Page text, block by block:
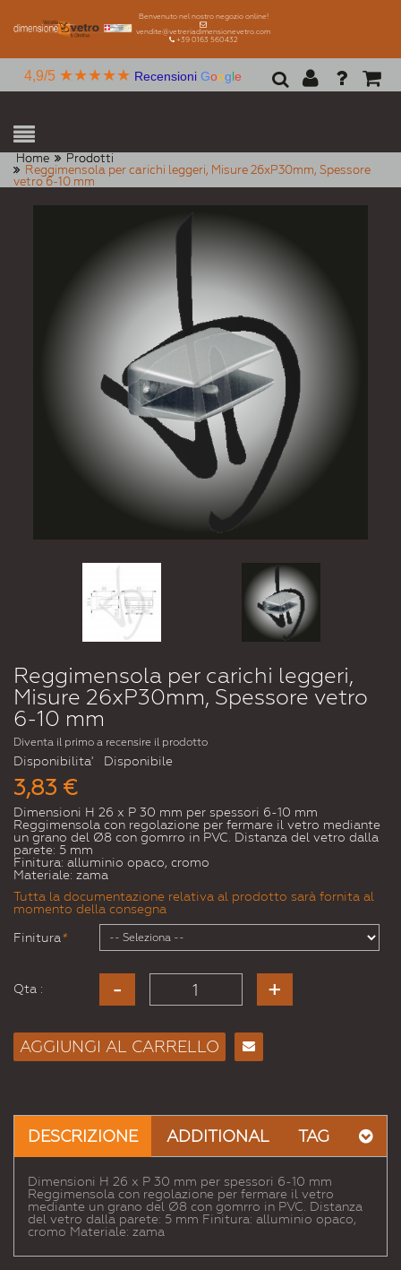
Benvenuto nel nostro negozio online!
vendite@vetreriadimensionevetro.com
+39 0163 560432
4,9/5 ★★★★★ Recensioni Google
Home
Prodotti
Reggimensola per carichi leggeri, Misure 26xP30mm, Spessore
vetro 6-10 mm
Reggimensola per carichi leggeri,
Misure 26xP30mm, Spessore vetro
6-10 mm
Diventa il primo a recensire il prodotto
Disponibilita' Disponibile
3,83 €
Dimensioni H 26 x P 30 mm per spessori 6-10 mm
Reggimensola con regolazione per fermare il vetro mediante
un grano del Ø8 con gomrro in PVC. Distanza del vetro dalla
parete: 5 mm
Finitura: alluminio opaco, cromo
Materiale: zama
Tutta la documentazione relativa al prodotto sarà fornita al
momento della consegna
*
Finitura
Qta :
AGGIUNGI AL CARRELLO
Amico
DESCRIZIONE ADDITIONAL TAG
Dimensioni H 26 x P 30 mm per spessori 6-10 mm
Reggimensola con regolazione per fermare il vetro
mediante un grano del Ø8 con gomrro in PVC. Distanza
del vetro dalla parete: 5 mm Finitura: alluminio opaco,
cromo Materiale: zama